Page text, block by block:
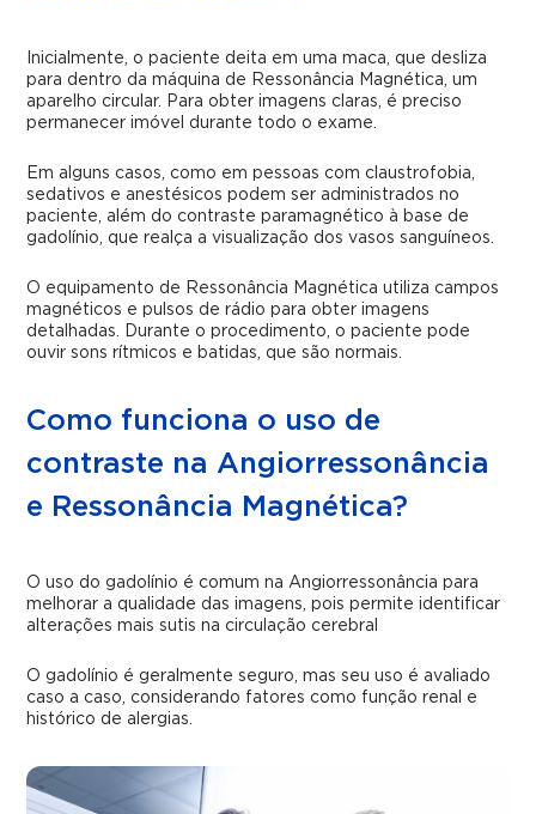
Inicialmente, o paciente deita em uma maca, que desliza
para dentro da máquina de Ressonância Magnética, um
aparelho circular. Para obter imagens claras, é preciso
permanecer imóvel durante todo o exame.
Em alguns casos, como em pessoas com claustrofobia,
sedativos e anestésicos podem ser administrados no
paciente, além do contraste paramagnético à base de
gadolínio, que realça a visualização dos vasos sanguíneos.
O equipamento de Ressonância Magnética utiliza campos
magnéticos e pulsos de rádio para obter imagens
detalhadas. Durante o procedimento, o paciente pode
ouvir sons rítmicos e batidas, que são normais.
Como funciona o uso de
contraste na Angiorressonância
e Ressonância Magnética?
O uso do gadolínio é comum na Angiorressonância para
melhorar a qualidade das imagens, pois permite identificar
alterações mais sutis na circulação cerebral
O gadolínio é geralmente seguro, mas seu uso é avaliado
caso a caso, considerando fatores como função renal e
histórico de alergias.